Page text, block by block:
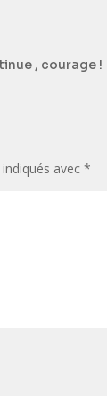
, courage !
avec *